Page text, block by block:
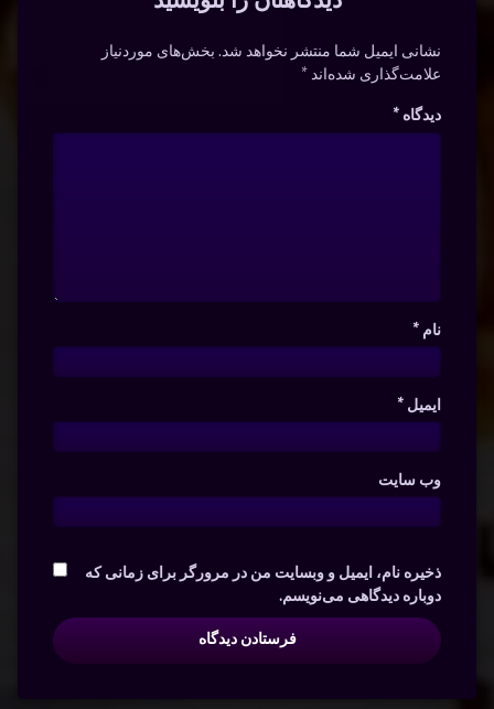
نشانی ایمیل شما منتشر نخواهد شد. بخش‌های موردنیاز
علامت‌گذاری شده‌اند*
دیدگاه *
نام *
ایمیل *
وب‌ سایت
ذخیره نام، ایمیل و وبسایت من در مرورگر برای زمانی که
دوباره دیدگاهی می‌نویسم.